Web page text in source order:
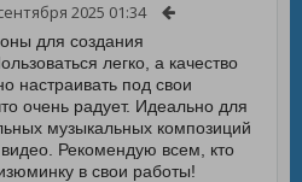
2025 01:34
для создания
легко, а качество
настраивать под свои
очень радует. Идеально для
музыкальных композиций
Рекомендую всем, кто
в свои работы!